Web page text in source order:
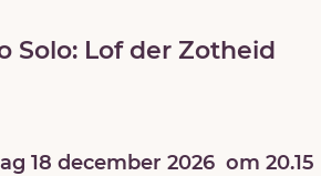
Solo: Lof der Zotheid
18 december 2026 om 20.15